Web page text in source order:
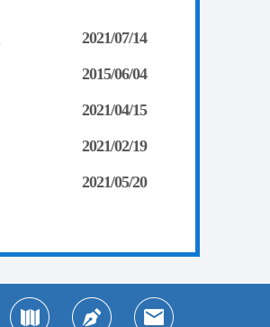
2021/07/14
2015/06/04
2021/04/15
2021/02/19
2021/05/20